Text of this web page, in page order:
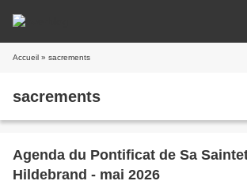
Accueil » sacrements
sacrements
Agenda du Pontificat de Sa
Hildebrand - mai 2026